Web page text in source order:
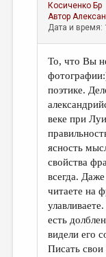
Косиченко Бр
Автор
Дата и время:
То, что Вы
поэтике.
веке при
ясность
свойства
всегда.
читаете на
есть
видели его
Писать